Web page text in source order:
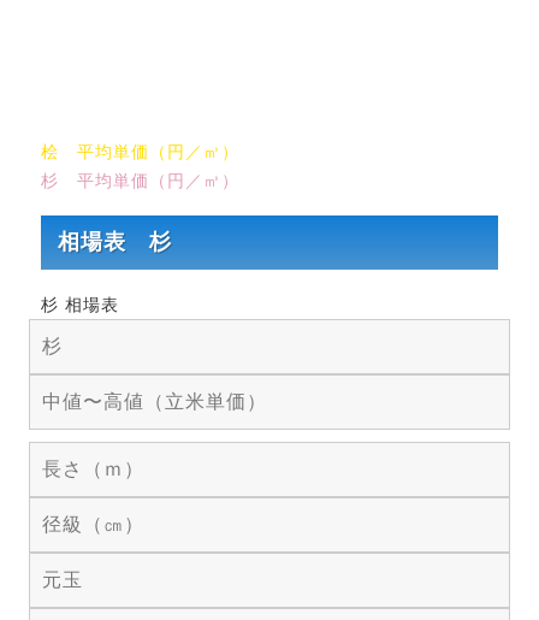
桧 平均単価（円／㎥）
杉 平均単価（円／㎥）
相場表 杉
杉 相場表
杉
中値〜高値（立米単価）
長さ（ｍ）
径級（㎝）
元玉